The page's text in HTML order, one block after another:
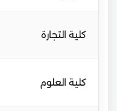
كلية التجارة
كلية العلوم